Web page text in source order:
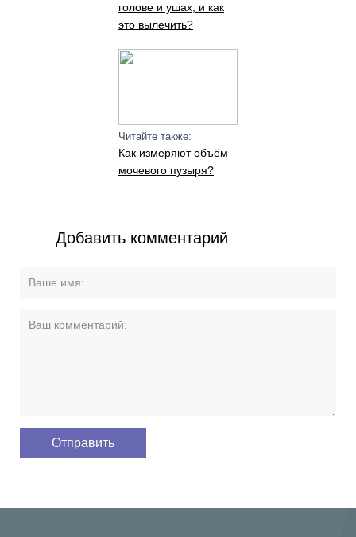
голове и ушах, и как
это вылечить?
Читайте также:
Как измеряют объём
мочевого пузыря?
Добавить комментарий